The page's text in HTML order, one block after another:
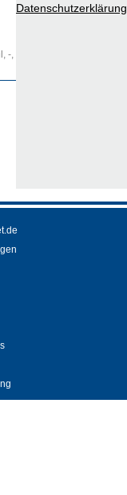
-,
Datenschutzerklärung